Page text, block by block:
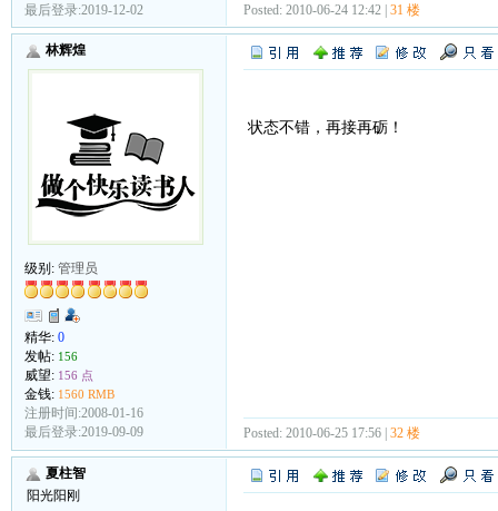
最后登录:2019-12-02
Posted: 2010-06-24 12:42 | 31 楼
林辉煌
级别: 管理员
精华: 0
发帖: 156
威望: 156 点
金钱: 1560 RMB
注册时间:2008-01-16
最后登录:2019-09-09
状态不错，再接再砺！
Posted: 2010-06-25 17:56 | 32 楼
夏柱智
阳光阳刚